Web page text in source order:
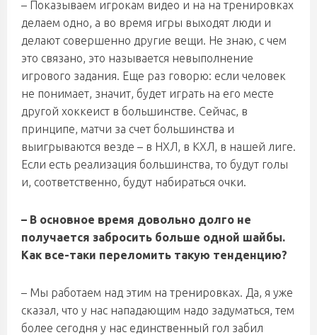
– Показываем игрокам видео и на на тренировках
делаем одно, а во время игры выходят люди и
делают совершенно другие вещи. Не знаю, с чем
это связано, это называется невыполнение
игрового задания. Еще раз говорю: если человек
не понимает, значит, будет играть на его месте
другой хоккеист в большинстве. Сейчас, в
принципе, матчи за счет большинства и
выигрываются везде – в НХЛ, в КХЛ, в нашей лиге.
Если есть реализация большинства, то будут голы
и, соответственно, будут набираться очки.
– В основное время довольно долго не
получается забросить больше одной шайбы.
Как все-таки переломить такую тенденцию?
– Мы работаем над этим на тренировках. Да, я уже
сказал, что у нас нападающим надо задуматься, тем
более сегодня у нас единственный гол забил